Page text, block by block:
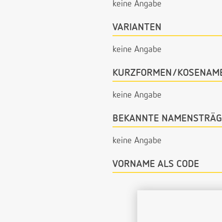
keine Angabe
VARIANTEN
keine Angabe
KURZFORMEN/
keine Angabe
BEKANNTE
keine Angabe
VORNAME ALS CODE